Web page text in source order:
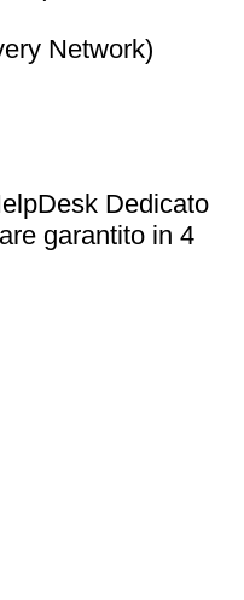
Network)
Dedicato
garantito in 4